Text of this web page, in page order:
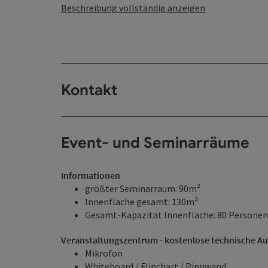
Beschreibung vollständig anzeigen
Kontakt
Event- und Seminarräume
Informationen
größter Seminarraum: 90m²
Innenfläche gesamt: 130m²
Gesamt-Kapazität Innenfläche: 80 Personen
Veranstaltungszentrum - kostenlose technische
Mikrofon